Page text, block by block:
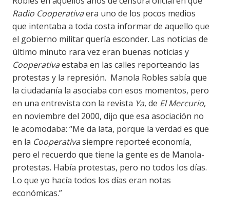
Radio Cooperativaera uno de los pocos medios
que intentaba a toda costa informar de aquello que
el gobierno militar quería esconder. Las noticias de
último minuto rara vez eran buenas noticias y
Cooperativaestaba en las calles reporteando las
protestas y la represión. Manola Robles sabía que
la ciudadanía la asociaba con esos momentos, pero
en una entrevista con la revista Ya, de El Mercurio,
en noviembre del 2000, dijo que esa asociación no
le acomodaba: “Me da lata, porque la verdad es que
en la Cooperativasiempre reporteé economía,
pero el recuerdo que tiene la gente es de Manola-
protestas. Había protestas, pero no todos los días.
Lo que yo hacía todos los días eran notas
económicas.”